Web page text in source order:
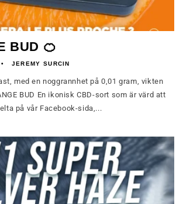
BUD 🍊
JEREMY SURCIN
med en noggrannhet på 0,01 gram, vikten
BUD En ikonisk CBD-sort som är värd att
på vår Facebook-sida,...